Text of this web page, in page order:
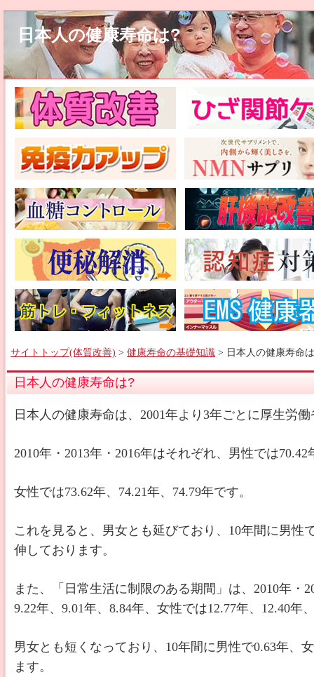
日本人の健康寿命は?
サイトトップ(体質改善) > 健康寿命の基礎知識 > 日本人の健康寿命
日本人の健康寿命は?
日本人の健康寿命は、2001年より3年ごとに厚生労
2010年・2013年・2016年はそれぞれ、男性では
女性では73.62年、74.21年、74.79年です。
これを見ると、男女とも延びており、10年間に男性
伸しております。
また、「日常生活に制限のある期間」は、2010年・
9.22年、9.01年、8.84年、女性では12.77年、12.40年
男女とも短くなっており、10年間に男性で0.63年、
ます。